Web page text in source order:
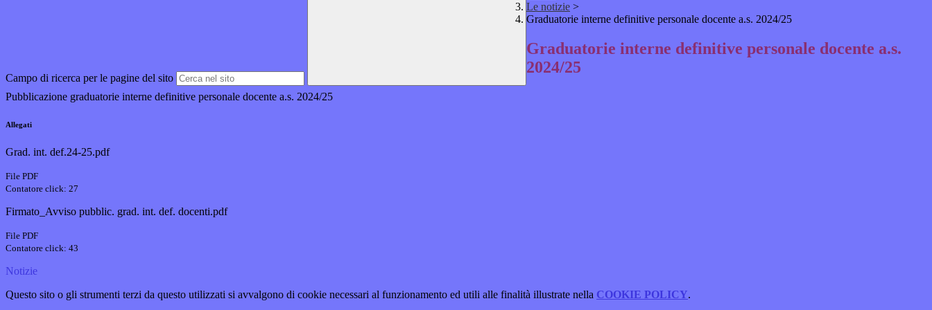
Campo di ricerca per le pagine del sito
Le notizie >
Graduatorie interne definitive personale docente a.s. 2024/25
Graduatorie interne definitive personale docente a.s.
2024/25
Pubblicazione graduatorie interne definitive personale docente a.s. 2024/25
Allegati
Grad. int. def.24-25.pdf
File PDF
Contatore click: 27
Firmato_Avviso pubblic. grad. int. def. docenti.pdf
File PDF
Contatore click: 43
Notizie
Questo sito o gli strumenti terzi da questo utilizzati si avvalgono di cookie necessari al funzionamento ed utili alle finalità illustrate nella COOKIE POLICY.